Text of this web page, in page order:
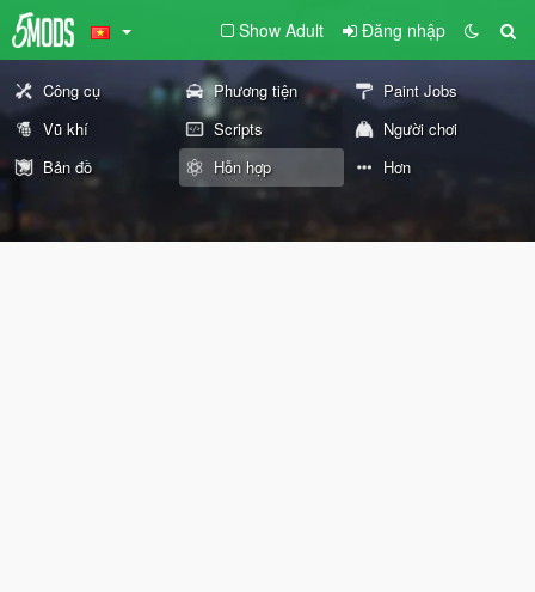
Show Adult Đăng nhập
Công cụ Phương tiện
Paint Jobs
Vũ khí
Scripts
Người chơi
Bản đồ
Hỗn hợp Hơn